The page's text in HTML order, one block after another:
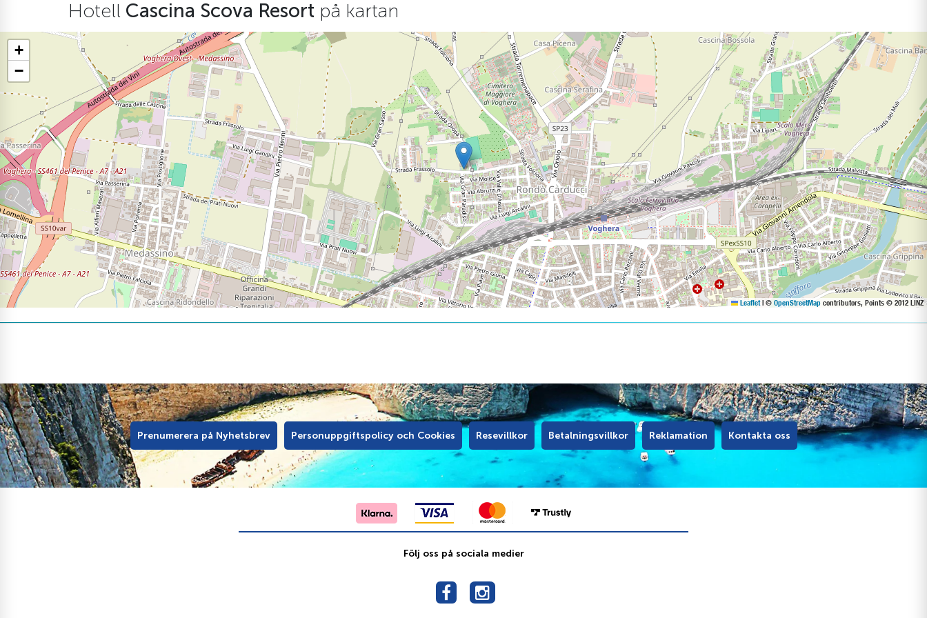
Hotell Cascina Scova Resort på kartan
+
−
Leaflet | © OpenStreetMap contributors, Points © 2012 LINZ
Prenumerera på Nyhetsbrev Personuppgiftspolicy och Cookies Resevillkor Betalningsvillkor Reklamation Kontakta oss
Följ oss på sociala medier